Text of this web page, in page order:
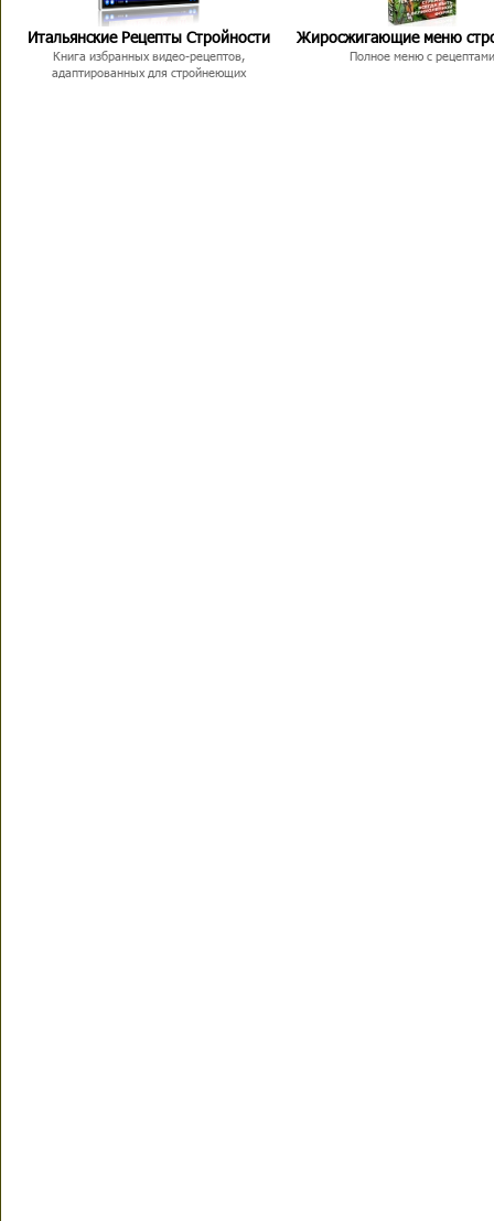
Итальянские Рецепты Стройности
Книга избранных видео-рецептов,
адаптированных для стройнеющих
Жиросжигающие меню
Полное меню с рецептами